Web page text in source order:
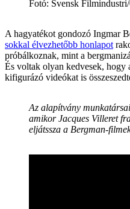
Fotó: Svensk
A hagyatékot gondozó Ingmar
sokkal élvezhetőbb honlapot
próbálkoznak, mint a
És voltak olyan kedvesek, hogy
kifigurázó videókat is
Az alapítvány
amikor Jacques Villeret
eljátssza a Bergman-